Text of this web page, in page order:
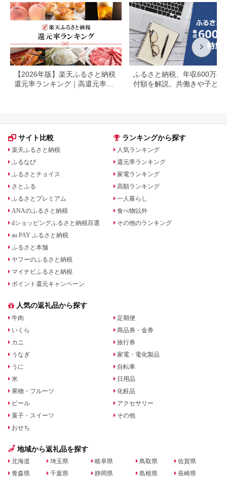
【2026年版】楽天ふるさと納税
還元率ランキング｜高還元率返
ふるさと納税、年収600万の
付額を解説。共働きや子ども
サイト比較
楽天ふるさと納税
ふるなび
ふるさとチョイス
さとふる
ふるさとプレミアム
ANAのふるさと納税
dショッピングふるさと納税百選
au PAY ふるさと納税
ふるさと本舗
ヤフーのふるさと納税
マイナビふるさと納税
ポイント還元キャンペーン
ランキングから探す
人気ランキング
還元率ランキング
家電ランキング
高額ランキング
一人暮らし
食べ物以外
その他のランキング
人気の返礼品から探す
牛肉
いくら
カニ
うなぎ
うに
米
果物・フルーツ
ビール
菓子・スイーツ
おせち
定期便
商品券・金券
旅行券
家電・電化製品
自転車
日用品
化粧品
アクセサリー
その他
地域から返礼品を探す
北海道
青森県
埼玉県
千葉県
岐阜県
静岡県
鳥取県
島根県
佐賀県
長崎県